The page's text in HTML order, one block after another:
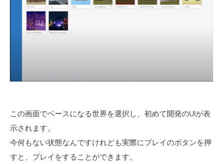
この画面でベースになる世界を選択し、初めて開発のUIが表
示されます。
今何もない状態なんですけれども実際にプレイのボタンを押
すと、プレイをすることができます。